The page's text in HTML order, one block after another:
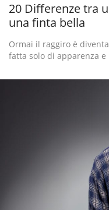
20 Differenze tra
una finta bella
Ormai il raggiro è
fatta solo di apparenza e